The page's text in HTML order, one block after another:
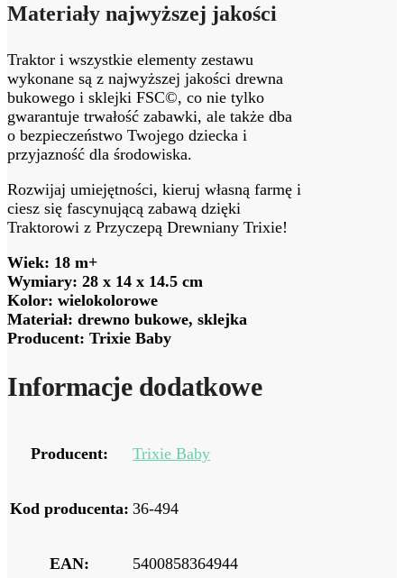
Materiały najwyższej jakości
Traktor i wszystkie elementy zestawu
wykonane są z najwyższej jakości drewna
bukowego i sklejki FSC©, co nie tylko
gwarantuje trwałość zabawki, ale także dba
o bezpieczeństwo Twojego dziecka i
przyjazność dla środowiska.
Rozwijaj umiejętności, kieruj własną farmę i
ciesz się fascynującą zabawą dzięki
Traktorowi z Przyczepą Drewniany Trixie!
Wiek: 18 m+
Wymiary: 28 x 14 x 14.5 cm
Kolor: wielokolorowe
Materiał: drewno bukowe, sklejka
Producent: Trixie Baby
Informacje dodatkowe
Producent: Trixie Baby
Kod producenta: 36-494
EAN: 5400858364944